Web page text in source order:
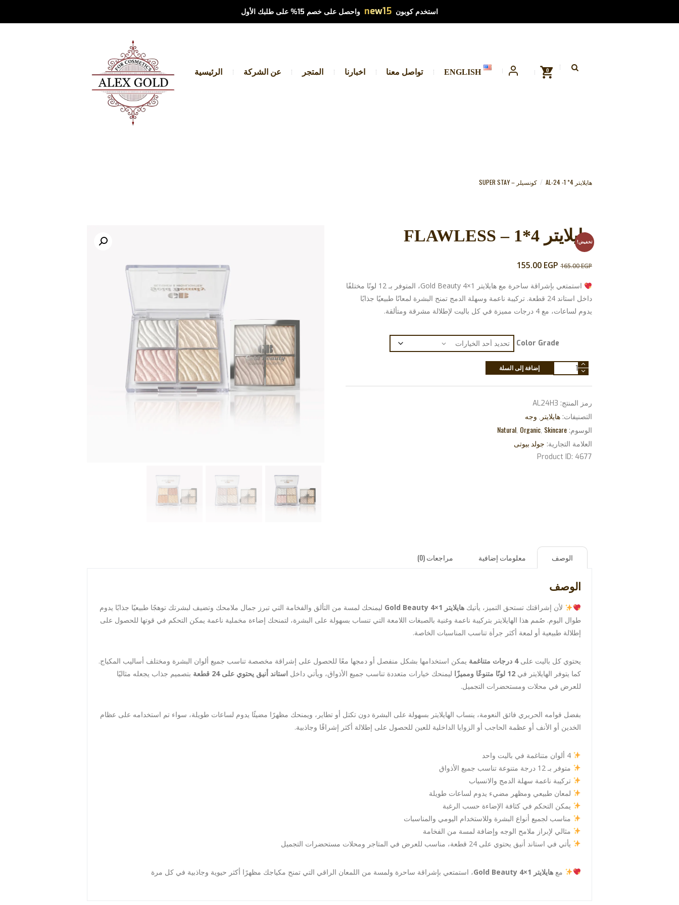
استخدم كوبون new15 واحصل على خصم 15% على طلبك الأول
الرئيسية عن الشركة المتجر اخبارنا تواصل معنا ENGLISH 0
هايلايتر 4* 1- AL-24 كونسيلر – SUPER STAY
تخفيض!
هايلايتر 4*1 – FLAWLESS
165.00EGP
السعر
هو:
165.00 EGP.
155.00 EGP
هو:
155.00 EGP.
استمتعي بإشراقة ساحرة مع هايلايتر Gold Beauty 4×1، المتوفر بـ 12 لونًا مختلفًا
داخل استاند 24 قطعة. تركيبة ناعمة وسهلة الدمج تمنح البشرة لمعانًا طبيعيًا جذابًا
يدوم لساعات، مع 4 درجات مميزة في كل باليت لإطلالة مشرقة ومتألقة.
Color Grade
كمية
-
flawless
إضافة إلى السلة
رمز المنتج: AL24H3
التصنيفات: هايلايتر , وجه
الوسوم: Natural, Organic, Skincare
العلامة التجارية: جولد بيوتى
Product ID: 4677
الوصف معلومات إضافية مراجعات (0)
الوصف
لأن إشراقتك تستحق التميز، يأتيك هايلايتر Gold Beauty 4×1
ليمنحك لمسة من التألق والفخامة التي تبرز جمال ملامحك وتضيف لبشرتك توهجًا طبيعيًا جذابًا يدوم
طوال اليوم. صُمم هذا الهايلايتر بتركيبة ناعمة وغنية بالصبغات اللامعة التي تنساب بسهولة على البشرة، لتمنحك إضاءة مخملية ناعمة يمكن التحكم في قوتها للحصول على
إطلالة طبيعية أو لمعة أكثر جرأة تناسب المناسبات الخاصة.
يحتوي كل باليت على4 درجات متناغمة
يمكن استخدامها بشكل منفصل أو دمجها معًا للحصول على إشراقة مخصصة تناسب جميع ألوان البشرة ومختلف أساليب المكياج.
كما يتوفر الهايلايتر في 12 لونًا متنوعًا ومميزًا ليمنحك خيارات متعددة تناسب جميع الأذواق، ويأتي داخل استاند أنيق يحتوي على 24 قطعة
بتصميم جذاب يجعله مثاليًا
للعرض في محلات ومستحضرات التجميل.
بفضل قوامه الحريري فائق النعومة، ينساب الهايلايتر بسهولة على البشرة دون تكتل أو تطاير، ويمنحك مظهرًا مضيئًا يدوم لساعات طويلة، سواء تم استخدامه على عظام
الخدين أو الأنف أو عظمة الحاجب أو الزوايا الداخلية للعين للحصول على إطلالة أكثر إشراقًا وجاذبية.
متوفر بـ 12 درجة متنوعة تناسب جميع الأذواق
تركيبة ناعمة سهلة الدمج والانسياب
لمعان طبيعي ومظهر مضيء يدوم لساعات طويلة
يمكن التحكم في كثافة الإضاءة حسب الرغبة
مناسب لجميع أنواع البشرة وللاستخدام اليومي والمناسبات
مثالي لإبراز ملامح الوجه وإضافة لمسة من الفخامة
يأتي في استاند أنيق يحتوي على 24 قطعة، مناسب للعرض في المتاجر ومحلات مستحضرات التجميل
مع هايلايتر Gold Beauty 4×1 ، استمتعي بإشراقة ساحرة ولمسة من اللمعان الراقي التي تمنح مكياجك مظهرًا أكثر حيوية وجاذبية في كل مرة